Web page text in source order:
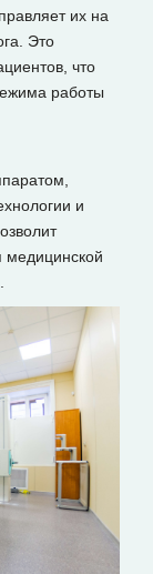
их на
Это
что
работы
и
медицинской